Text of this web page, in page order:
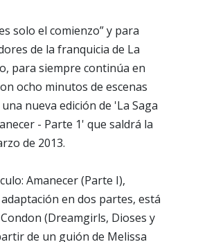
solo el comienzo” y para
de la franquicia de La
para siempre continúa en
ocho minutos de escenas
nueva edición de 'La Saga
- Parte 1' que saldrá la
de 2013.
Amanecer (Parte I),
en dos partes, está
(Dreamgirls, Dioses y
de un guión de Melissa